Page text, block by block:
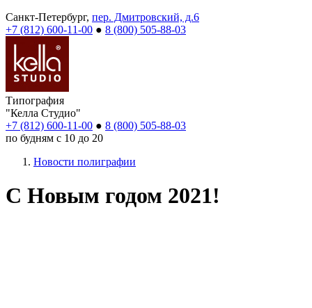
Санкт-Петербург, пер. Дмитровский, д.6
+7 (812) 600-11-00 ● 8 (800) 505-88-03
Типография
"Келла Студио"
+7 (812) 600-11-00 ● 8 (800) 505-88-03
по будням с 10 до 20
Новости полиграфии
C Новым годом 2021!